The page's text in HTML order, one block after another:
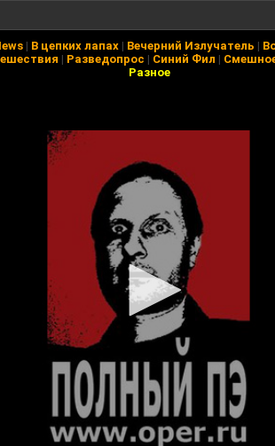
| В цепких лапах | Вечерний Излучатель |
| Разведопрос | Синий Фил |
Разное